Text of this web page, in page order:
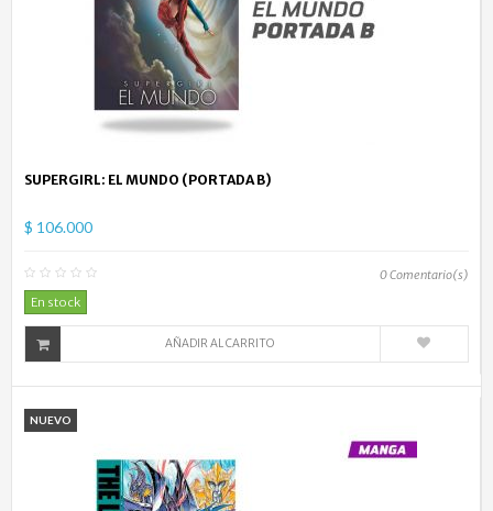
SUPERGIRL: EL MUNDO (PORTADA B)
$ 106.000
0Comentario(s)
En stock
AÑADIR AL CARRITO
NUEVO